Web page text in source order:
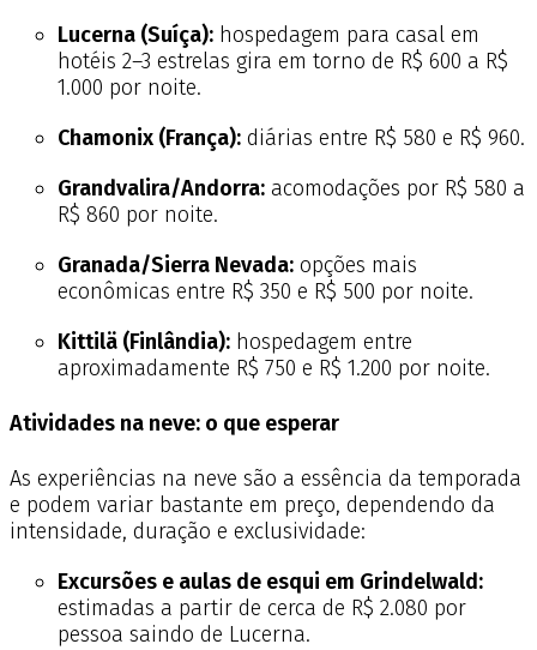
Lucerna (Suíça): hospedagem para casal em
hotéis 2–3 estrelas gira em torno de R$ 600 a R$
1.000 por noite.
Chamonix (França): diárias entre R$ 580 e R$ 960.
Grandvalira/Andorra: acomodações por R$ 580 a
R$ 860 por noite.
Granada/Sierra Nevada: opções mais
econômicas entre R$ 350 e R$ 500 por noite.
Kittilä (Finlândia): hospedagem entre
aproximadamente R$ 750 e R$ 1.200 por noite.
Atividades na neve: o que esperar
As experiências na neve são a essência da temporada
e podem variar bastante em preço, dependendo da
intensidade, duração e exclusividade:
Excursões e aulas de esqui em Grindelwald:
estimadas a partir de cerca de R$ 2.080 por
pessoa saindo de Lucerna.